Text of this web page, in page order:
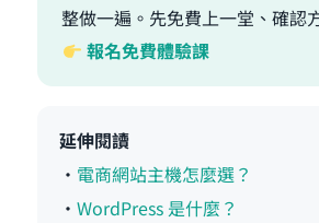
整做一遍。先免費上一堂、確認
報名免費體驗課
延伸閱讀
・ 電商網站主機怎麼選？
・WordPress 是什麼？